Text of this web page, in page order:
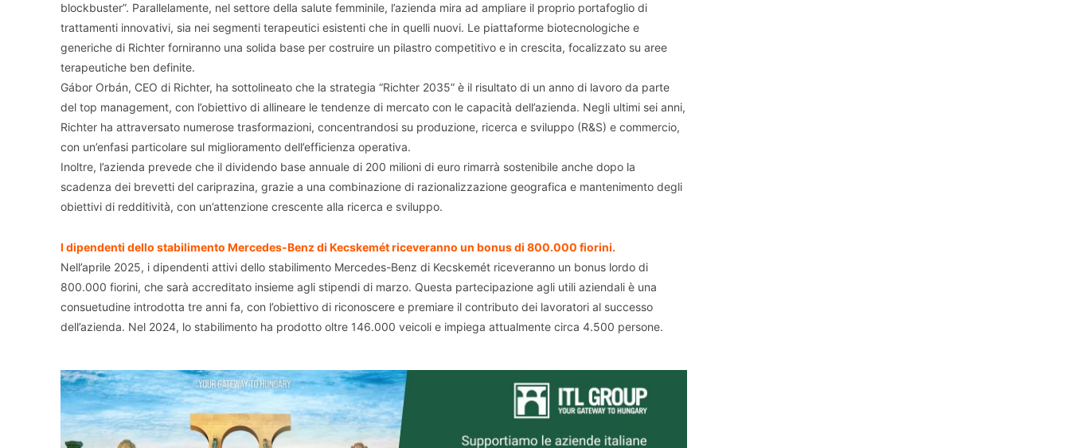
blockbuster”. Parallelamente, nel settore della salute femminile, l’azienda mira ad ampliare il proprio portafoglio di
trattamenti innovativi, sia nei segmenti terapeutici esistenti che in quelli nuovi. Le piattaforme biotecnologiche e
generiche di Richter forniranno una solida base per costruire un pilastro competitivo e in crescita, focalizzato su aree
terapeutiche ben definite.
Gábor Orbán, CEO di Richter, ha sottolineato che la strategia “Richter 2035” è il risultato di un anno di lavoro da parte
del top management, con l’obiettivo di allineare le tendenze di mercato con le capacità dell’azienda. Negli ultimi sei anni,
Richter ha attraversato numerose trasformazioni, concentrandosi su produzione, ricerca e sviluppo (R&S) e commercio,
con un’enfasi particolare sul miglioramento dell’efficienza operativa.
Inoltre, l’azienda prevede che il dividendo base annuale di 200 milioni di euro rimarrà sostenibile anche dopo la
scadenza dei brevetti del cariprazina, grazie a una combinazione di razionalizzazione geografica e mantenimento degli
obiettivi di redditività, con un’attenzione crescente alla ricerca e sviluppo.
I dipendenti dello stabilimento Mercedes-Benz di Kecskemét riceveranno un bonus di 800.000 fiorini.
Nell’aprile 2025, i dipendenti attivi dello stabilimento Mercedes-Benz di Kecskemét riceveranno un bonus lordo di
800.000 fiorini, che sarà accreditato insieme agli stipendi di marzo. Questa partecipazione agli utili aziendali è una
consuetudine introdotta tre anni fa, con l’obiettivo di riconoscere e premiare il contributo dei lavoratori al successo
dell’azienda. Nel 2024, lo stabilimento ha prodotto oltre 146.000 veicoli e impiega attualmente circa 4.500 persone.